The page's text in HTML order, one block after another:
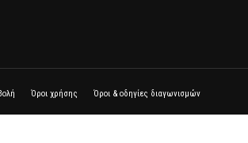
Όροι χρήσης Όροι & οδηγίες διαγωνισμών